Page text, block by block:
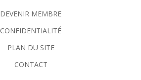
DEVENIR MEMBRE
CONFIDENTIALITÉ
PLAN DU SITE
CONTACT